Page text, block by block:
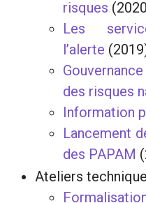
risques
Les
l’alerte
des risques
Information
Lancement
des PAPAM
Ateliers